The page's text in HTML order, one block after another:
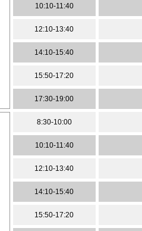
10:10-11:40
12:10-13:40
14:10-15:40
15:50-17:20
17:30-19:00
8:30-10:00
10:10-11:40
12:10-13:40
14:10-15:40
15:50-17:20